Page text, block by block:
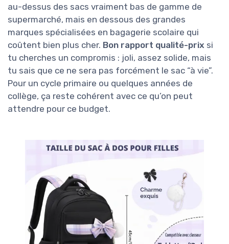
au-dessus des sacs vraiment bas de gamme de
supermarché, mais en dessous des grandes
marques spécialisées en bagagerie scolaire qui
coûtent bien plus cher. Bon rapport qualité-prix si
tu cherches un compromis : joli, assez solide, mais
tu sais que ce ne sera pas forcément le sac “à vie”.
Pour un cycle primaire ou quelques années de
collège, ça reste cohérent avec ce qu’on peut
attendre pour ce budget.